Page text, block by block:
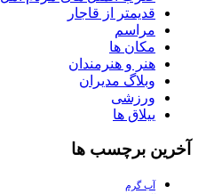
قدیمتر از قاجار
مراسم
مکان ها
هنر و هنرمندان
وبلاگ مدیران
ورزشی
ییلاق ها
آخرین برچسب ها
آب گرم